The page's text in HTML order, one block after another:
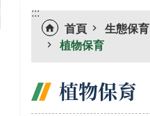
:::
首頁
生態保育
植物保育
植物保育